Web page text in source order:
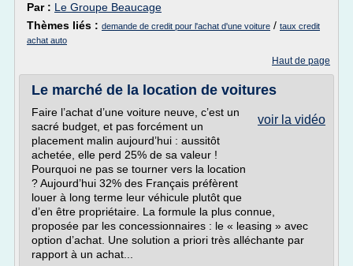
Par : Le Groupe Beaucage
Thèmes liés : demande de credit pour l'achat d'une voiture / taux credit
achat auto
Haut de page
Le marché de la location de voitures
voir la vidéo
Faire l’achat d’une voiture neuve, c’est un
sacré budget, et pas forcément un
placement malin aujourd’hui : aussitôt
achetée, elle perd 25% de sa valeur !
Pourquoi ne pas se tourner vers la location
? Aujourd’hui 32% des Français préfèrent
louer à long terme leur véhicule plutôt que
d’en être propriétaire. La formule la plus connue,
proposée par les concessionnaires : le « leasing » avec
option d’achat. Une solution a priori très alléchante par
rapport à un achat...